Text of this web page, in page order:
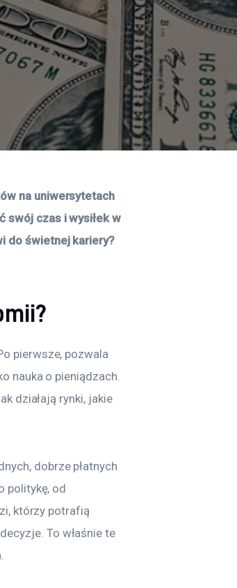
na uniwersytetach
swój czas i wysiłek w
do świetnej kariery?
pierwsze, pozwala
nauka o pieniądzach.
działają rynki, jakie
dobrze płatnych
politykę, od
którzy potrafią
To właśnie te